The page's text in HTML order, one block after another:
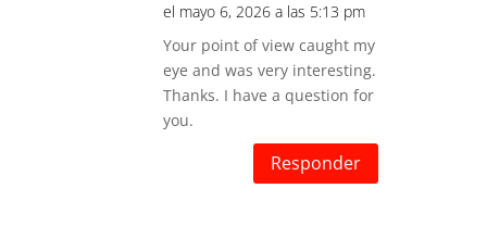
el mayo 6, 2026 a las 5:13 pm
Your point of view caught my
eye and was very interesting.
Thanks. I have a question for
you.
Responder